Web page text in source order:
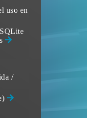
uso en
/